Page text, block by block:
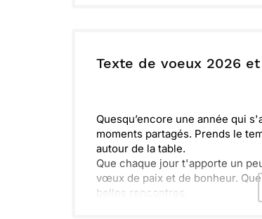
ou :
Texte de voeux 2026
Quesqu’encore une année qui
moments partagés. Prends le
autour de la table.
Que chaque jour t'apporte un
vœux de paix et de bonheur.
belles rencontres.